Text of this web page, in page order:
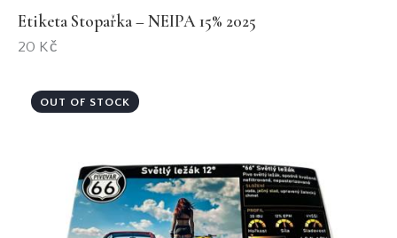
Etiketa Stopařka – NEIPA 15% 2025
20 Kč
OUT OF STOCK